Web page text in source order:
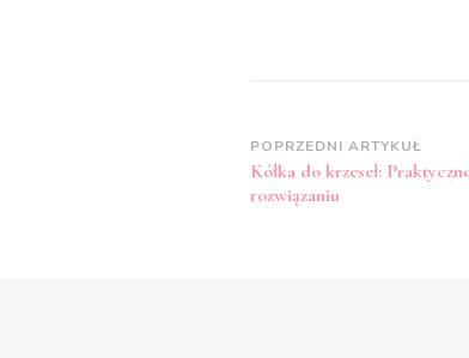
Zobacz
wpisy
POPRZEDNI ARTYKUŁ
Kółka do krzeseł:
rozwiązaniu